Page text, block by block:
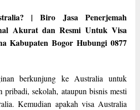
| Biro Jasa Penerjemah
Akurat dan Resmi Untuk Visa
Kabupaten Bogor Hubungi 0877
berkunjung ke Australia untuk
pribadi, sekolah, ataupun bisnis mesti
Kemudian apakah visa Australia